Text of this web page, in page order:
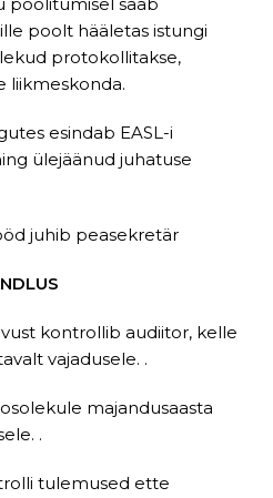
poolt hääletas istungi
protokollitakse,
liikmeskonda.
esindab EASL-i
ülejäänud juhatuse
juhib peasekretär
kontrollib audiitor, kelle
vajadusele. .
majandusaasta
.
tulemused ette